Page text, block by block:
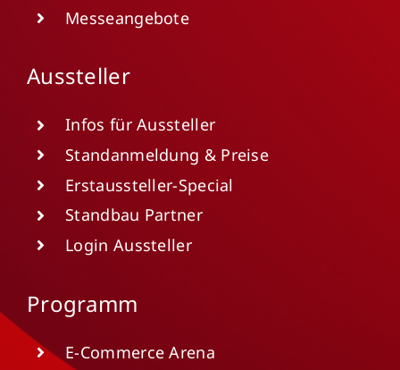
Messeangebote
Aussteller
Infos für Aussteller
Standanmeldung & Preise
Erstaussteller-Special
Standbau Partner
Login Aussteller
Programm
E-Commerce Arena